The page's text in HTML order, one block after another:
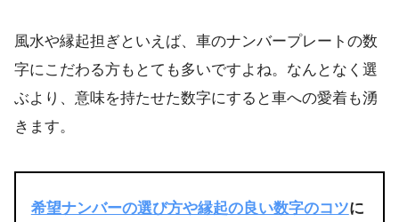
風水や縁起担ぎといえば、車のナンバープレートの数
字にこだわる方もとても多いですよね。なんとなく選
ぶより、意味を持たせた数字にすると車への愛着も湧
きます。
希望ナンバーの選び方や縁起の良い数字のコツに